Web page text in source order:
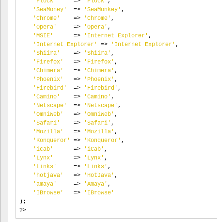
'SeaMoney'
=> 'SeaMonkey' ,
'Chrome'
=> 'Chrome' ,
'Opera'
=> 'Opera' ,
'MSIE'
=> 'Internet Explorer' ,
'Internet Explorer'
=> 'Internet Explorer' ,
'Shiira'
=> 'Shiira' ,
'Firefox'
=> 'Firefox' ,
'Chimera'
=> 'Chimera' ,
'Phoenix'
=> 'Phoenix' ,
'Firebird'
=> 'Firebird' ,
'Camino'
=> 'Camino' ,
'Netscape'
=> 'Netscape' ,
'OmniWeb'
=> 'OmniWeb' ,
'Safari'
=> 'Safari' ,
'Mozilla'
=> 'Mozilla' ,
'Konqueror'
=> 'Konqueror' ,
'icab'
=> 'iCab' ,
'Lynx'
=> 'Lynx' ,
'Links'
=> 'Links' ,
'hotjava'
=> 'HotJava' ,
'amaya'
=> 'Amaya' ,
'IBrowse'
=>
'IBrowse'
);
?>